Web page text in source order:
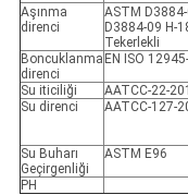
Aşınma
direnci
ASTM
D3884-09 H-
Tekerlekli
Boncuklanma
direnci
EN ISO
Su iticiliği
AATCC-22-
Su direnci
AATCC-127-
Su Buharı
Geçirgenliği
ASTM E96
PH